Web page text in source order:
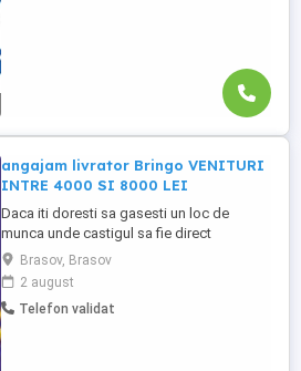
angajam livrator Bringo VENITURI
INTRE 4000 SI 8000 LEI
Daca iti doresti sa gasesti un loc de
munca unde castigul sa fie direct
proporțional cu implicarea ta , atunci te
asteptam in echipa noastră Pentru a
deveni livrator bringo , ai nevoie de permis
de conducere categoria B , autoturism
Brasov, Brasov
2 august
Telefon validat